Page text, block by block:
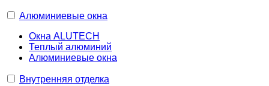
Алюминиевые окна
Окна ALUTECH
Теплый алюминий
Алюминиевые окна
Внутренняя отделка